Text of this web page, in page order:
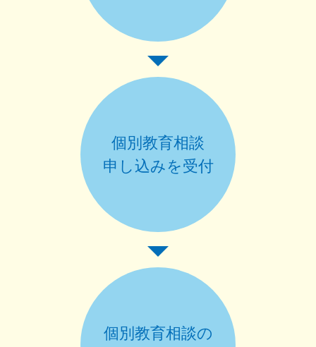
個別教育相談
申し込みを受付
個別教育相談の